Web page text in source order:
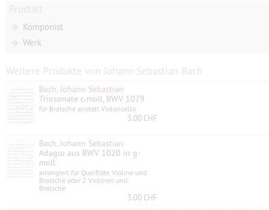
Komponist
Werk
Weitere Produkte von Johann Sebastian Bach
Bach, Johann Sebastian
Triosonate c-moll, BWV 1079
für Bratsche anstatt Violoncello
3.00 CHF
Bach, Johann Sebastian
Adagio aus BWV 1020 in g-
moll
arrangiert für Querflöte, Violine und
Bratsche oder 2 Violinen und
Bratsche
3.00 CHF